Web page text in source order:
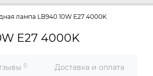
лампа LB940 10W E27 4000K
E27 4000K
0 Доставка и оплата